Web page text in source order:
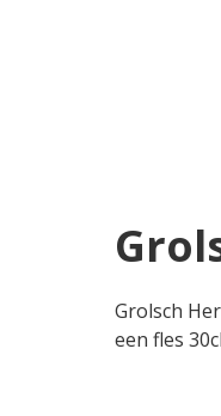
Grolsch
een fles